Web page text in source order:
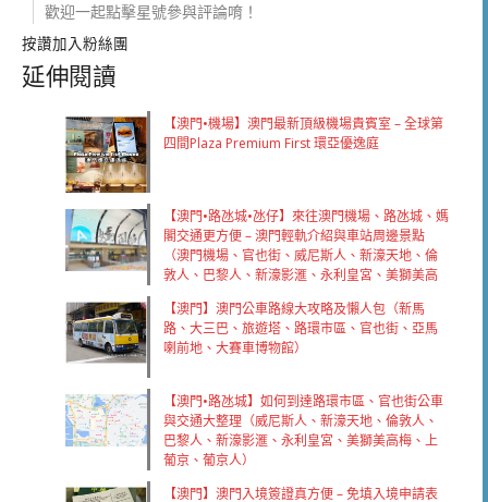
歡迎一起點擊星號參與評論唷！
按讚加入粉絲團
延伸閱讀
【澳門•機場】澳門最新頂級機場貴賓室 – 全球第
四間Plaza Premium First 環亞優逸庭
【澳門•路氹城•氹仔】來往澳門機場、路氹城、媽
閣交通更方便 – 澳門輕軌介紹與車站周邊景點
（澳門機場、官也街、威尼斯人、新濠天地、倫
敦人、巴黎人、新濠影滙、永利皇宮、美獅美高
【澳門】澳門公車路線大攻略及懶人包（新馬
路、大三巴、旅遊塔、路環市區、官也街、亞馬
喇前地、大賽車博物館）
【澳門•路氹城】如何到達路環市區、官也街公車
與交通大整理（威尼斯人、新濠天地、倫敦人、
巴黎人、新濠影滙、永利皇宮、美獅美高梅、上
葡京、葡京人）
【澳門】澳門入境簽證真方便 – 免填入境申請表